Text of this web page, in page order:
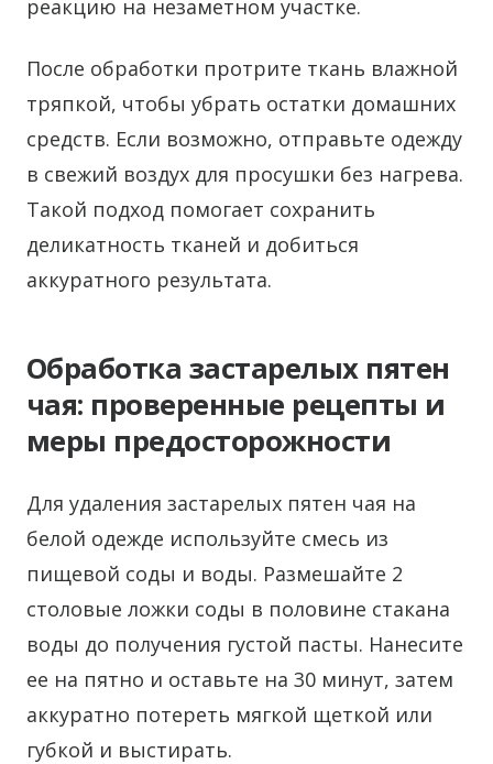
реакцию на незаметном участке.
После обработки протрите ткань влажной
тряпкой, чтобы убрать остатки домашних
средств. Если возможно, отправьте одежду
в свежий воздух для просушки без нагрева.
Такой подход помогает сохранить
деликатность тканей и добиться
аккуратного результата.
Обработка застарелых пятен
чая: проверенные рецепты и
меры предосторожности
Для удаления застарелых пятен чая на
белой одежде используйте смесь из
пищевой соды и воды. Размешайте 2
столовые ложки соды в половине стакана
воды до получения густой пасты. Нанесите
ее на пятно и оставьте на 30 минут, затем
аккуратно потереть мягкой щеткой или
губкой и выстирать.